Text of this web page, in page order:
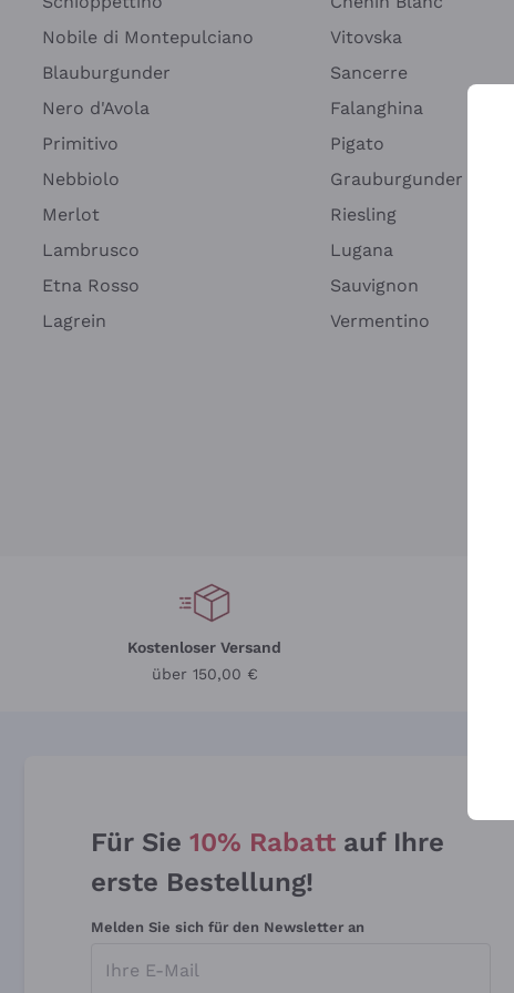
Nobile di Montepulciano
Blauburgunder
Nero d'Avola
Primitivo
Nebbiolo
Merlot
Lambrusco
Etna Rosso
Lagrein
Vitovska
Sancerre
Falanghina
Pigato
Grauburgunder
Riesling
Lugana
Sauvignon
Vermentino
Kostenloser Versand
über 150,00 €
Für Sie 10% Rabatt auf Ihre
erste Bestellung!
Melden Sie sich für den Newsletter an